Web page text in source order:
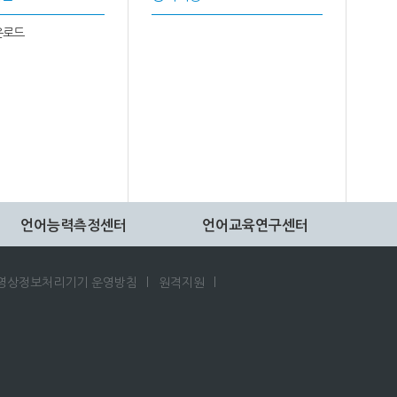
드
언어능력측정센터 언어교육연구센터
상정보처리기기 운영방침 원격지원